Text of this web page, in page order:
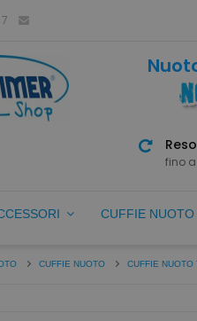
fino
CUFFIE NUOTO
CUFFIE NUOTO CUFFIE NUOTO